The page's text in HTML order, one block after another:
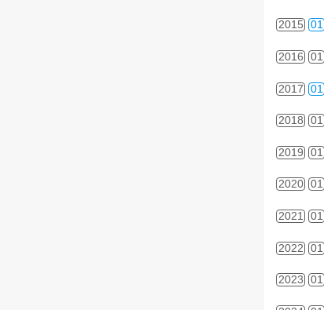
2015 01
2016 01
2017 01
2018 01
2019 01
2020 01
2021 01
2022 01
2023 01